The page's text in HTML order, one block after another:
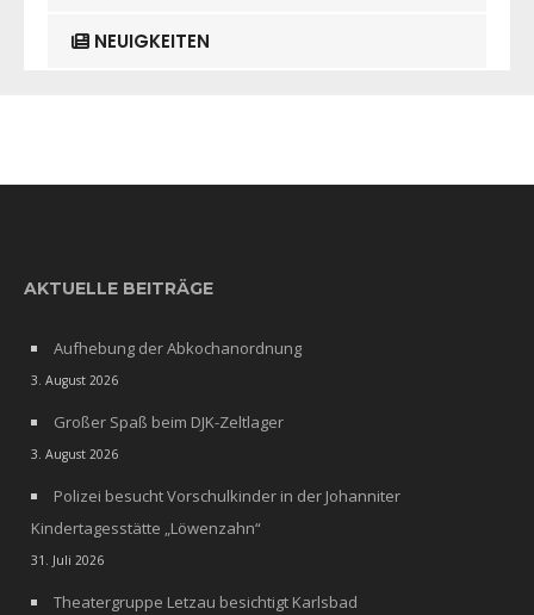
NEUIGKEITEN
AKTUELLE BEITRÄGE
Aufhebung der Abkochanordnung
3. August 2026
Großer Spaß beim DJK-Zeltlager
3. August 2026
Polizei besucht Vorschulkinder in der Johanniter
Kindertagesstätte „Löwenzahn“
31. Juli 2026
Theatergruppe Letzau besichtigt Karlsbad